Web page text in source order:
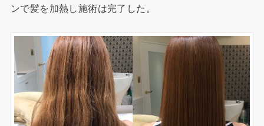
ンで髪を加熱し施術は完了した。